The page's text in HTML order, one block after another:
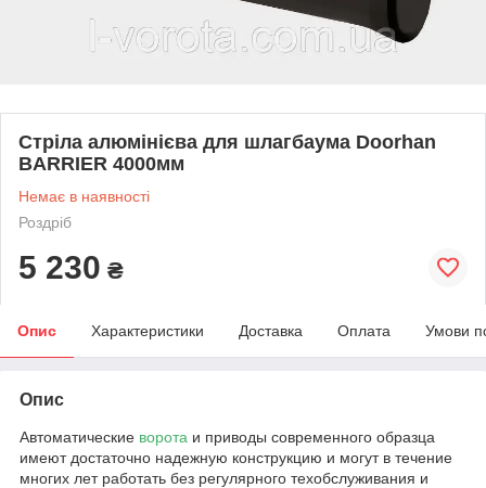
Стріла алюмінієва для шлагбаума Doorhan
BARRIER 4000мм
Немає в наявності
Роздріб
5 230 ₴
Опис Характеристики Доставка Оплата Умови
Опис
Автоматические ворота и приводы современного образца
имеют достаточно надежную конструкцию и могут в течение
многих лет работать без регулярного техобслуживания и